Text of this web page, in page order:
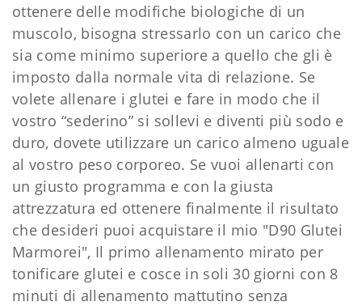
ottenere delle modifiche biologiche di un
muscolo, bisogna stressarlo con un carico che
sia come minimo superiore a quello che gli è
imposto dalla normale vita di relazione. Se
volete allenare i glutei e fare in modo che il
vostro “sederino” si sollevi e diventi più sodo e
duro, dovete utilizzare un carico almeno uguale
al vostro peso corporeo. Se vuoi allenarti con
un giusto programma e con la giusta
attrezzatura ed ottenere finalmente il risultato
che desideri puoi acquistare il mio "D90 Glutei
Marmorei", Il primo allenamento mirato per
tonificare glutei e cosce in soli 30 giorni con 8
minuti di allenamento mattutino senza